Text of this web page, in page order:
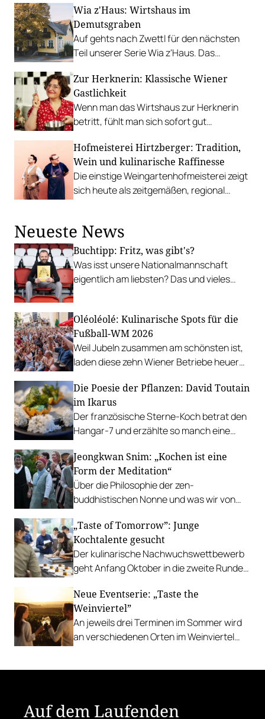
verraten das berühmte Rezept für das
Wiener Schnitzel.
Wia z'Haus: Wirtshaus im
Demutsgraben
Auf gehts nach Zwettl für den nächsten
Teil unserer Serie Wia z'Haus. Das
1994 von der Familie Huber betrieben und
ist ein Juwel der Wirthauskultur.
Zur Herknerin: Klassische Wiener
Gastlichkeit
Wenn man das Wirtshaus zur Herknerin
betritt, fühlt man sich sofort gut
Küche und einer charismatischen Wirtin
kann man sich auf einen schönen Abend
einstellen. Im nächsten Teil unserer Reihe
Wia z´Haus erfahren wir mehr über
Hofmeisterei Hirtzberger: Tradition,
Wein und kulinarische Raffinesse
Die einstige Weingartenhofmeisterei zeigt
sich heute als zeitgemäßen, regional
Neueste News
Buchtipp: Fritz, was gibt's?
Was isst unsere Nationalmannschaft
eigentlich am liebsten? Das und vieles
Oléoléolé: Kulinarische Spots für die
Fußball-WM 2026
Weil Jubeln zusammen am schönsten ist,
laden diese zehn Wiener Betriebe heuer
Die Poesie der Pflanzen: David Toutain
im Ikarus
Der französische Sterne-Koch betrat den
Hangar-7 und erzählte so manch eine
Jeongkwan Snim: „Kochen ist eine
Form der Meditation“
Über die Philosophie der zen-
buddhistischen Nonne und was wir von
„Taste of Tomorrow”: Junge
Kochtalente gesucht
Der kulinarische Nachwuchswettbewerb
geht Anfang Oktober in die zweite Runde.
Neue Eventserie: „Taste the
Weinviertel”
An jeweils drei Terminen im Sommer wird
an verschiedenen Orten im Weinviertel
Auf dem Laufenden